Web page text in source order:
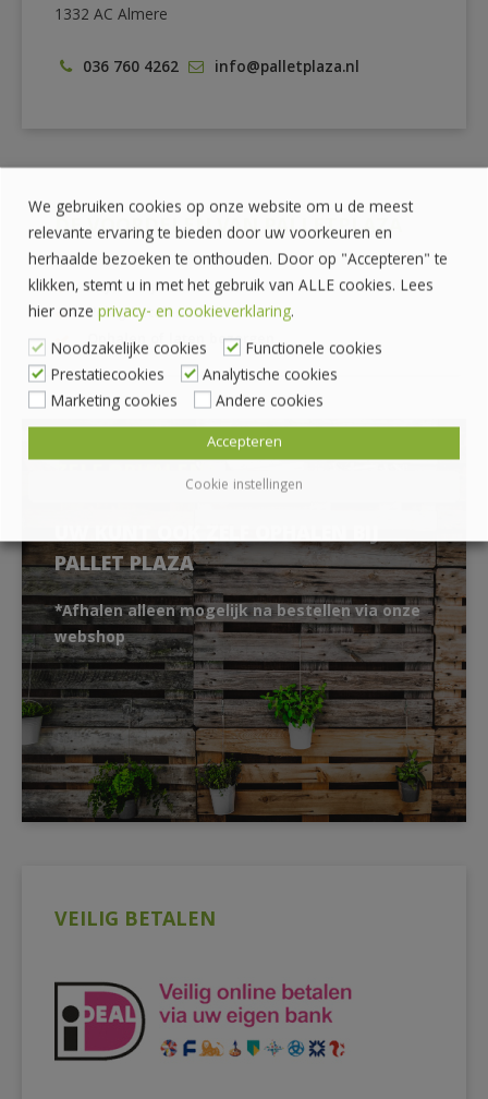
1332 AC Almere
036 760 4262 info@palletplaza.nl
DE VOORDELEN VAN PALLETPLAZA
Prijzen zijn exclusief BTW
Veilig betalen met iDeal
Ophalen of laten bezorgen
ZELF OPHALEN?
UW KUNT OOK ZELF OPHALEN BIJ
PALLET PLAZA
*Afhalen alleen mogelijk na bestellen via onze
webshop
VEILIG BETALEN
We gebruiken cookies op onze website om u de meest
relevante ervaring te bieden door uw voorkeuren en
herhaalde bezoeken te onthouden. Door op "Accepteren" te
klikken, stemt u in met het gebruik van ALLE cookies. Lees
hier onze privacy- en cookieverklaring.
Noodzakelijke cookies
Functionele cookies
Prestatiecookies
Analytische cookies
Marketing cookies
Andere cookies
Cookie instellingen
Accepteren